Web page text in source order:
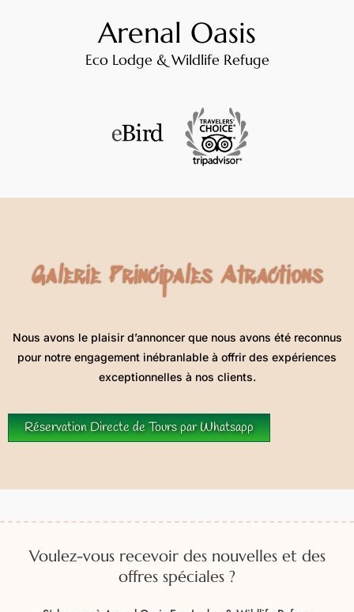
Galerie Principales Atractions
Nous avons le plaisir d’annoncer que nous avons été reconnus
pour notre engagement inébranlable à offrir des expériences
exceptionnelles à nos clients.
Réservation Directe de Tours par Whatsapp
Arenal Oasis
Eco Lodge & Wildlife Refuge
Voulez-vous recevoir des nouvelles et des
offres spéciales ?